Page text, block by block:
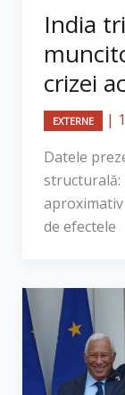
India
crizei
EXTERNE |
Datele
structurală:
de efectele